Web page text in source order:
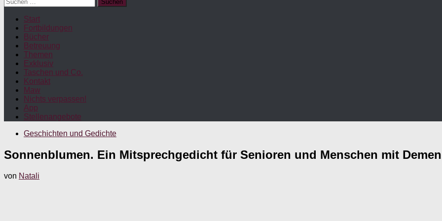
nach:
Start
Fortbildungen
Bücher
Betreuung
Themen
Exklusiv
Taschen und Co.
Kontakt
Maw
Nichts verpassen!
App
Stellenangebote
Geschichten und Gedichte
Sonnenblumen. Ein Mitsprechgedicht für Senioren und Menschen mit
von Natali